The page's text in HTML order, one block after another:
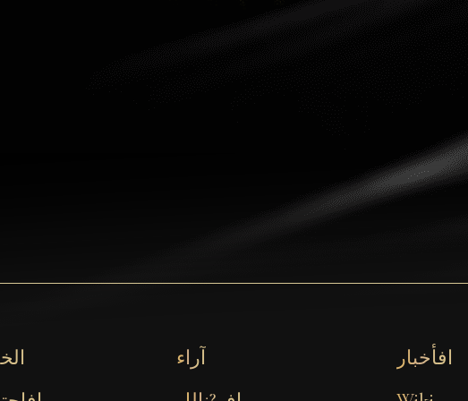
آراء
افأخبار